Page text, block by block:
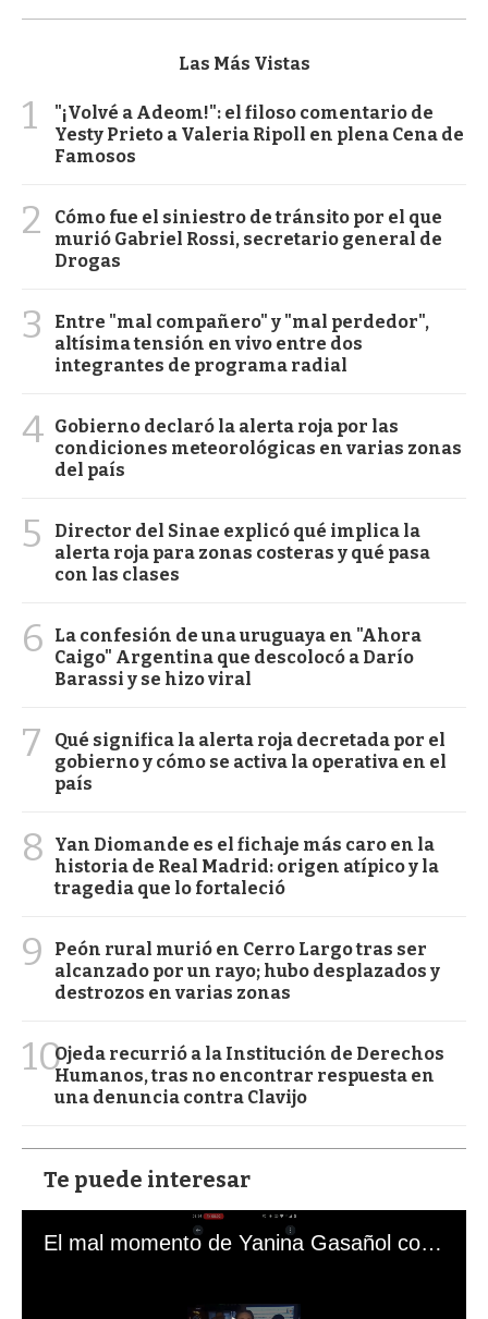
Las Más Vistas
1
"¡Volvé a Adeom!": el filoso comentario de
Yesty Prieto a Valeria Ripoll en plena Cena de
Famosos
2
Cómo fue el siniestro de tránsito por el que
murió Gabriel Rossi, secretario general de
Drogas
3
Entre "mal compañero" y "mal perdedor",
altísima tensión en vivo entre dos
integrantes de programa radial
4 Gobierno declaró la alerta roja por las
condiciones meteorológicas en varias zonas
del país
5
Director del Sinae explicó qué implica la
alerta roja para zonas costeras y qué pasa
con las clases
6
La confesión de una uruguaya en "Ahora
Caigo" Argentina que descolocó a Darío
Barassi y se hizo viral
7
Qué significa la alerta roja decretada por el
gobierno y cómo se activa la operativa en el
país
8
Yan Diomande es el fichaje más caro en la
historia de Real Madrid: origen atípico y la
tragedia que lo fortaleció
9
Peón rural murió en Cerro Largo tras ser
alcanzado por un rayo; hubo desplazados y
destrozos en varias zonas
10Ojeda recurrió a la Institución de Derechos
Humanos, tras no encontrar respuesta en
una denuncia contra Clavijo
Te puede interesar
El mal momento de Yanina Gasañol con un hincha argentino en "Subrayado"